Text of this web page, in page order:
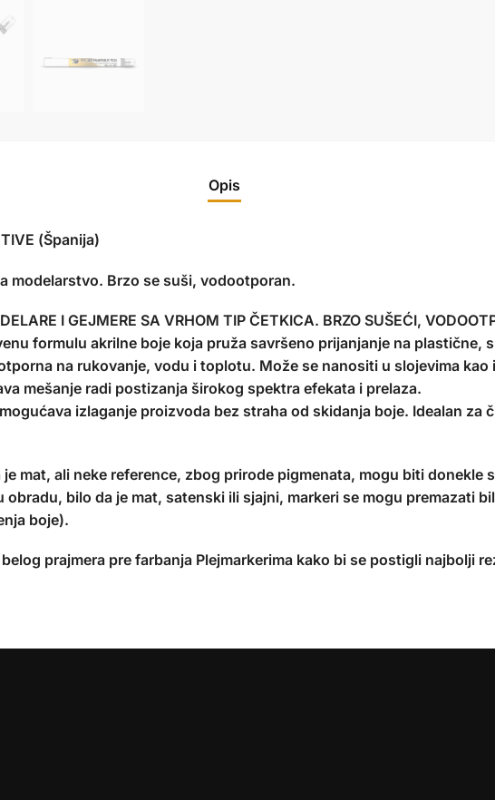
Opis
(Španija)
modelarstvo. Brzo se suši, vodootporan.
I GEJMERE SA VRHOM TIP ČETKICA. BRZO SUŠEĆI,
formulu akrilne boje koja pruža savršeno prijanjanje na plastične,
na rukovanje, vodu i toplotu. Može se nanositi u slojevima kao
mešanje radi postizanja širokog spektra efekata i prelaza.
izlaganje proizvoda bez straha od skidanja boje. Idealan za
mat, ali neke reference, zbog prirode pigmenata, mogu biti donekle
obradu, bilo da je mat, satenski ili sjajni, markeri se mogu premazati
boje).
prajmera pre farbanja Plejmarkerima kako bi se postigli najbolji